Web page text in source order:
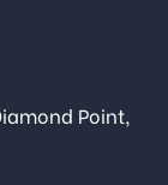
Point,